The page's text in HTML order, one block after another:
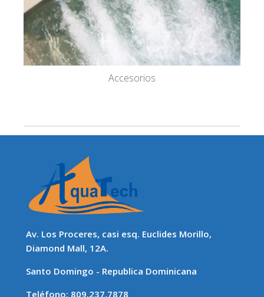
Accesorios
Av. Los Proceres, casi esq. Euclides Morillo,
Diamond Mall, 12A.
Santo Domingo - Republica Dominicana
Teléfono: 809.237.7878